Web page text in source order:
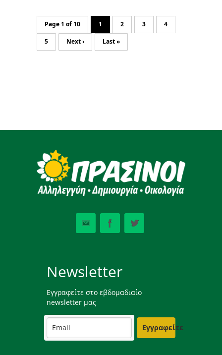
Page 1 of 10 1 2 3 4
5 Next › Last »
Newsletter
Εγγραφείτε στο εβδομαδιαίο
newsletter μας
Εγγραφείτε